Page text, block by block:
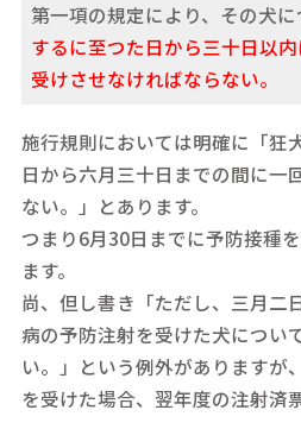
第一項の規定により、その犬
するに至つた日から三十日以
受けさせなければならない。
施行規則においては明確に「狂
日から六月三十日までの間に一
ない。」とあります。
つまり6月30日までに予防接種
ます。
尚、但し書き「ただし、三月二
病の予防注射を受けた犬につい
い。」という例外がありますが
を受けた場合、翌年度の注射済